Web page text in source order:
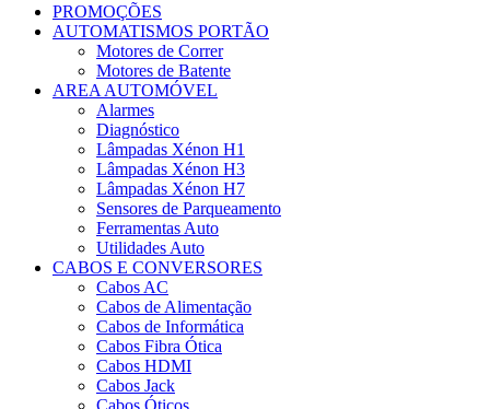
Prateleiras
ALPINA
PROMOÇÕES
AUTOMATISMOS PORTÃO
Motores de Correr
Motores de Batente
AREA AUTOMÓVEL
Alarmes
Diagnóstico
Lâmpadas Xénon H1
Lâmpadas Xénon H3
Lâmpadas Xénon H7
Sensores de Parqueamento
Ferramentas Auto
Utilidades Auto
CABOS E CONVERSORES
Cabos AC
Cabos de Alimentação
Cabos de Informática
Cabos Fibra Ótica
Cabos HDMI
Cabos Jack
Cabos Óticos